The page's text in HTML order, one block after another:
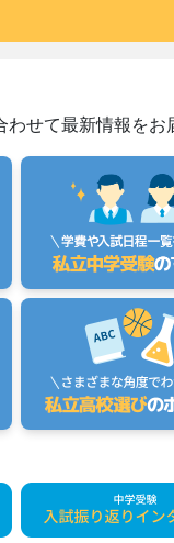
せて最新情報をお